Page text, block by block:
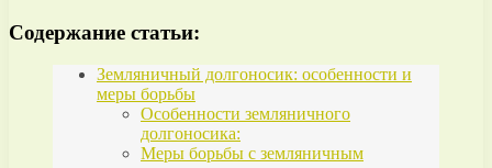
Содержание статьи:
Земляничный долгоносик: особенности и
меры борьбы
Особенности земляничного
долгоносика:
Меры борьбы с земляничным